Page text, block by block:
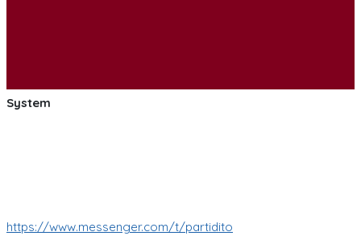
System
https://www.messenger.com/t/partidito